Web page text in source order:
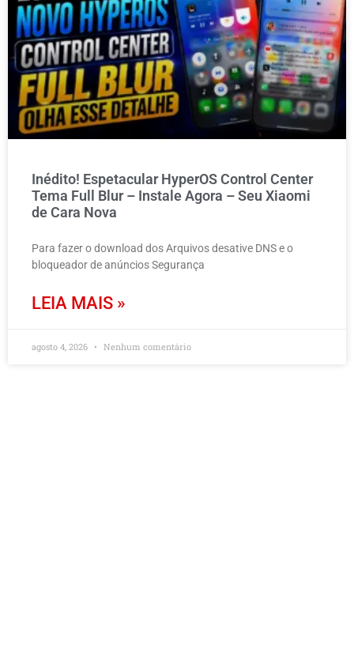
Inédito! Espetacular HyperOS Control Center
Tema Full Blur – Instale Agora – Seu Xiaomi
de Cara Nova
Para fazer o download dos Arquivos desative DNS e o
bloqueador de anúncios Segurança
LEIA MAIS »
agosto 4, 2026 Nenhum comentário